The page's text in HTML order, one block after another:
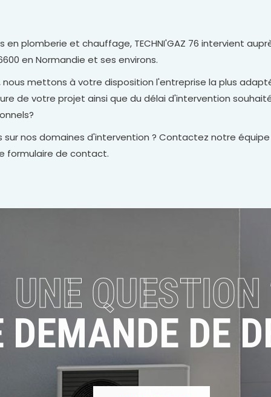
plomberie et chauffage, TECHNI'GAZ 76 intervient
en Normandie et ses environs.
mettons à votre disposition l'entreprise la plus
de votre projet ainsi que du délai d'intervention
nos domaines d'intervention ? Contactez notre
formulaire de contact.
UNE QUESTION
DEMANDE DE